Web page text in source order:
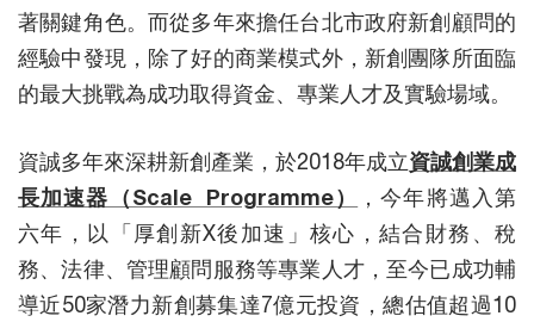
著關鍵角色。而從多年來擔任台北市政府新創顧問的
經驗中發現，除了好的商業模式外，新創團隊所面臨
的最大挑戰為成功取得資金、專業人才及實驗場域。
資誠多年來深耕新創產業，於2018年成立資誠創業成
長加速器（Scale Programme）
，今年將邁入第
六年，以「厚創新X後加速」核心，結合財務、稅
務、法律、管理顧問服務等專業人才，至今已成功輔
導近50家潛力新創募集達7億元投資，總估值超過10